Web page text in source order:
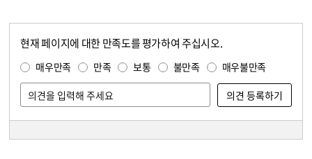
현재 페이지에 대한 만족도를 평가하여 주십시오.
매우만족 만족 보통 불만족 매우불만족